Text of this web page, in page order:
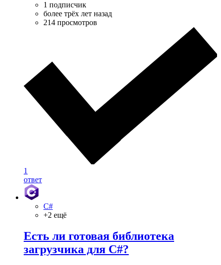
1 подписчик
более трёх лет назад
214 просмотров
1
ответ
C#
+2 ещё
Есть ли готовая библиотека
загрузчика для C#?